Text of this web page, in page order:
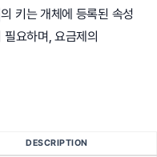
의 키는 개체에 등록된 속성
요하며, 요금제의
DESCRIPTION